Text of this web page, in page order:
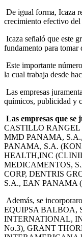
De igual forma, Icaza
crecimiento efectivo del
Icaza señaló que este
fundamento para tomar
Este importante
la cual trabaja desde
Las empresas
químicos, publicidad y
Las empresas que
CASTILLO RANGEL
MMD PANAMA,
PANAMA, S.A.
HEALTH,INC
MEDICAMENTOS,
CORP, DENTRIS
S.A., EAN PANAMA
Además, se
EQUIPSA BALBOA,
INTERNATIONAL,
No.3), GRANT